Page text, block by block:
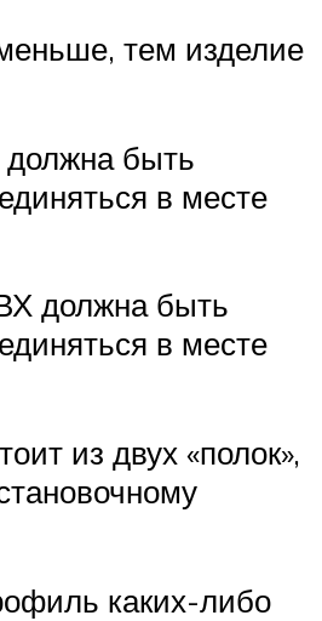
тем изделие
быть
в месте
должна быть
в месте
из двух «полок»,
каких-либо